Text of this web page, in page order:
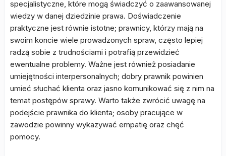
specjalistyczne, które mogą świadczyć o zaawansowanej
wiedzy w danej dziedzinie prawa. Doświadczenie
praktyczne jest równie istotne; prawnicy, którzy mają na
swoim koncie wiele prowadzonych spraw, często lepiej
radzą sobie z trudnościami i potrafią przewidzieć
ewentualne problemy. Ważne jest również posiadanie
umiejętności interpersonalnych; dobry prawnik powinien
umieć słuchać klienta oraz jasno komunikować się z nim na
temat postępów sprawy. Warto także zwrócić uwagę na
podejście prawnika do klienta; osoby pracujące w
zawodzie powinny wykazywać empatię oraz chęć
pomocy.